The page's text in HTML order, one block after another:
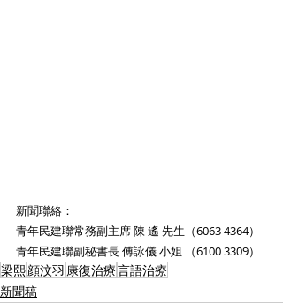
新聞聯絡：
青年民建聯常務副主席 陳 遙 先生（6063 4364）
青年民建聯副秘書長 傅詠儀 小姐 （6100 3309）
梁熙顔汶羽 康復治療言語治療
新聞稿